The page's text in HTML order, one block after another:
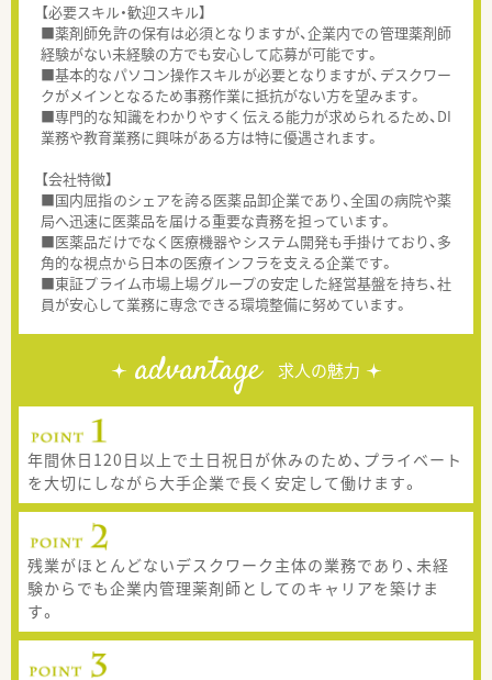
【必要スキル・歓迎スキル】
■薬剤師免許の保有は必須となりますが、企業内での管理薬剤師
経験がない未経験の方でも安心して応募が可能です。
■基本的なパソコン操作スキルが必要となりますが、デスクワー
クがメインとなるため事務作業に抵抗がない方を望みます。
■専門的な知識をわかりやすく伝える能力が求められるため、DI
業務や教育業務に興味がある方は特に優遇されます。
【会社特徴】
■国内屈指のシェアを誇る医薬品卸企業であり、全国の病院や薬
局へ迅速に医薬品を届ける重要な責務を担っています。
■医薬品だけでなく医療機器やシステム開発も手掛けており、多
角的な視点から日本の医療インフラを支える企業です。
■東証プライム市場上場グループの安定した経営基盤を持ち、社
員が安心して業務に専念できる環境整備に努めています。
advantage 求人の魅力
年間休日120日以上で土日祝日が休みのため、プライベート
を大切にしながら大手企業で長く安定して働けます。
残業がほとんどないデスクワーク主体の業務であり、未経
験からでも企業内管理薬剤師としてのキャリアを築けま
す。